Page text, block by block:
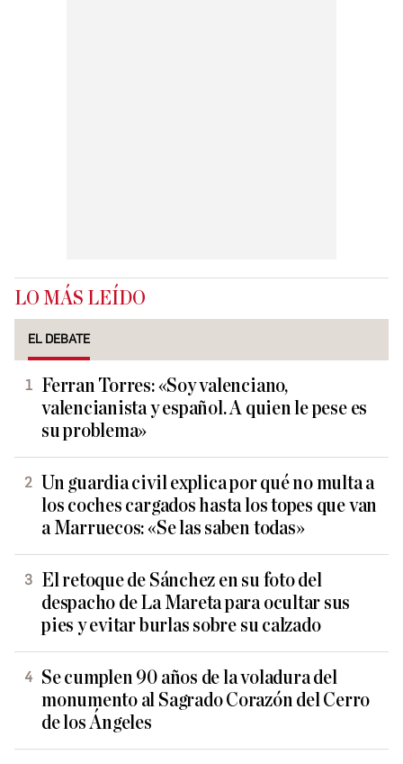
LO MÁS LEÍDO
EL DEBATE
Ferran Torres: «Soy valenciano,
valencianista y español. A quien le pese es
su problema»
Un guardia civil explica por qué no multa a
los coches cargados hasta los topes que van
a Marruecos: «Se las saben todas»
El retoque de Sánchez en su foto del
despacho de La Mareta para ocultar sus
pies y evitar burlas sobre su calzado
Se cumplen 90 años de la voladura del
monumento al Sagrado Corazón del Cerro
de los Ángeles